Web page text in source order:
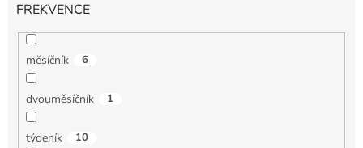
FREKVENCE
měsíčník 6
dvouměsíčník 1
týdeník 10